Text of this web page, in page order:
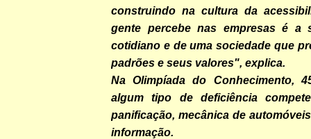
construindo na cultura da
gente percebe nas empresas é a
cotidiano e de uma sociedade que
padrões e seus valores", explica.
Na Olimpíada do Conhecimento,
algum tipo de deficiência
panificação, mecânica de
informação.